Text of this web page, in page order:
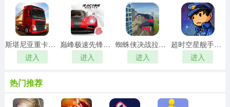
斯堪尼亚重卡驾驶模拟直装版
进入
巅峰极速先锋服最新版
进入
蜘蛛侠决战拉斯维加斯最新免费版
进入
超时空星舰手机正版
进入
热门推荐